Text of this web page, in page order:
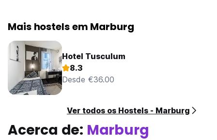
Mais hostels em Marburg
Hotel Tusculum
8.3
Desde €36.00
Ver todos os Hostels - Marburg
Acerca de: Marburg